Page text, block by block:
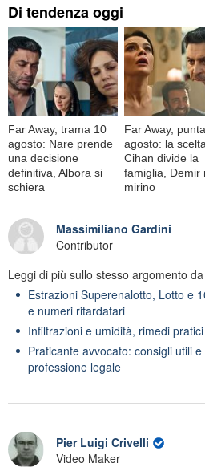
Di tendenza oggi
Far Away, trama 10
agosto: Nare prende
una decisione
definitiva, Albora si
schiera
Far Away,
agosto: la
Cihan divide la
famiglia, Demir
mirino
Massimiliano Gardini
Contributor
Leggi di più sullo stesso argomento
Estrazioni Superenalotto, Lotto e
e numeri ritardatari
Infiltrazioni e umidità, rimedi
Praticante avvocato: consigli utili
professione legale
Pier Luigi Crivelli
Video Maker